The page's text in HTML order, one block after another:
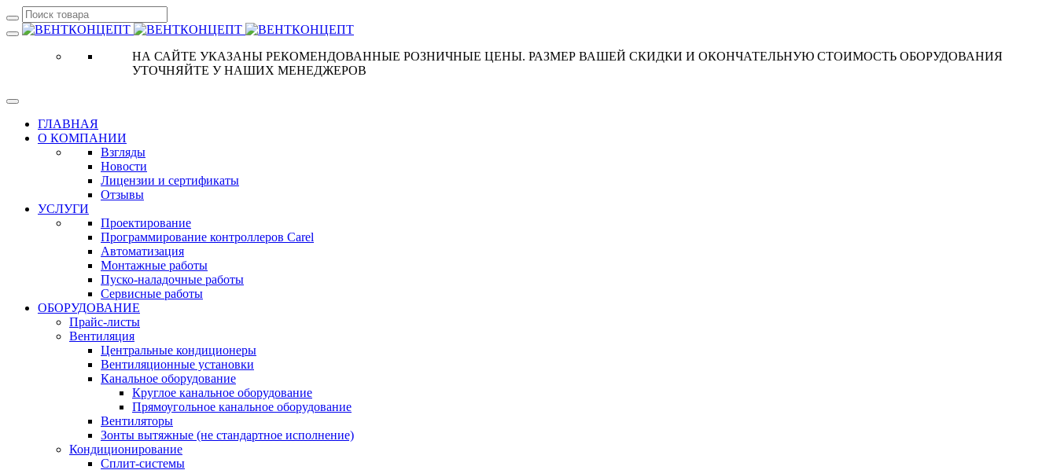
НА САЙТЕ УКАЗАНЫ РЕКОМЕНДОВАННЫЕ РОЗНИЧНЫЕ ЦЕНЫ. РАЗМЕР ВАШЕЙ СКИДКИ И ОКОНЧАТЕЛЬНУЮ СТОИМОСТЬ ОБОРУДОВАНИЯ
УТОЧНЯЙТЕ У НАШИХ МЕНЕДЖЕРОВ
ГЛАВНАЯ
О КОМПАНИИ
Взгляды
Новости
Лицензии и сертификаты
Отзывы
УСЛУГИ
Проектирование
Программирование контроллеров Carel
Автоматизация
Монтажные работы
Пуско-наладочные работы
Сервисные работы
ОБОРУДОВАНИЕ
Прайс-листы
Вентиляция
Центральные кондиционеры
Вентиляционные установки
Канальное оборудование
Круглое канальное оборудование
Прямоугольное канальное оборудование
Вентиляторы
Зонты вытяжные (не стандартное исполнение)
Кондиционирование
Сплит-системы